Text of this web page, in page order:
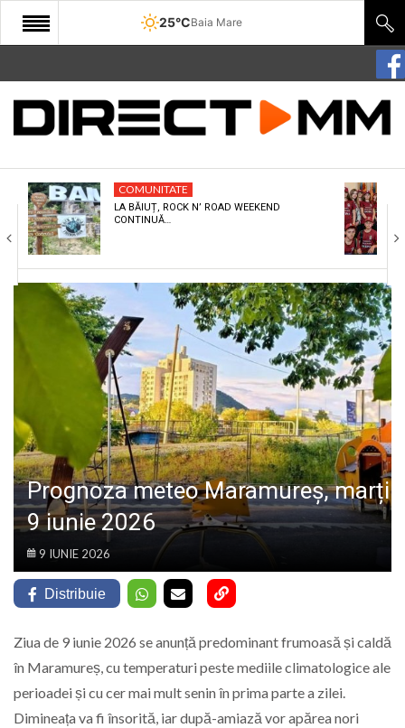
25°CBaia Mare
START
COMUNITATE
CULTURA
ECONOMIE
SANATATE
SPORT
COMUNITATE
LA BĂIUȚ, ROCK N’ ROAD WEEKEND
CONTINUĂ…
Prognoza meteo Maramureș, marți
9 iunie 2026
9 IUNIE 2026
Distribuie
Ziua de 9 iunie 2026 se anunță predominant frumoasă și caldă
în Maramureș, cu temperaturi peste mediile climatologice ale
perioadei și cu cer mai mult senin în prima parte a zilei.
Dimineața va fi însorită, iar după-amiază vor apărea nori